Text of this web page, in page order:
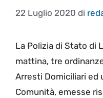
22 Luglio 2020 di
La Polizia di Stato di
mattina, tre
Arresti Domiciliari ed
Comunità, emesse